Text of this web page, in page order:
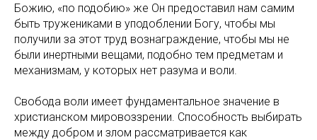
Божию, «по подобию» же Он предоставил нам самим
быть тружениками в уподоблении Богу, чтобы мы
получили за этот труд вознаграждение, чтобы мы не
были инертными вещами, подобно тем предметам и
механизмам, у которых нет разума и воли.
Свобода воли имеет фундаментальное значение в
христианском мировоззрении. Способность выбирать
между добром и злом рассматривается как